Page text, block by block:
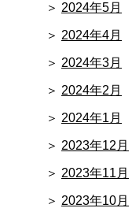
2024年5月
2024年4月
2024年3月
2024年2月
2024年1月
2023年12月
2023年11月
2023年10月